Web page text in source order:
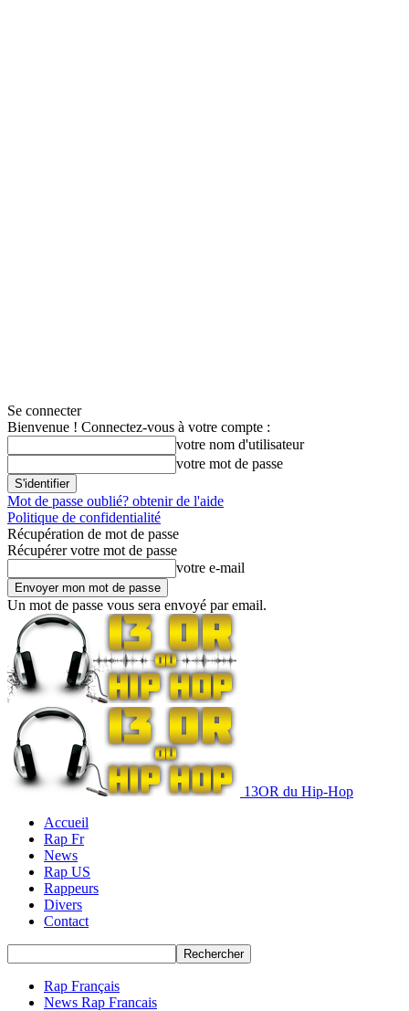
Se connecter
Bienvenue ! Connectez-vous à votre compte :
votre nom d'utilisateur
votre mot de passe
Mot de passe oublié? obtenir de l'aide
Politique de confidentialité
Récupération de mot de passe
Récupérer votre mot de passe
votre e-mail
Un mot de passe vous sera envoyé par email.
13OR du Hip-Hop
Accueil
Rap Fr
News
Rap US
Rappeurs
Divers
Contact
Rap Français
News Rap Francais